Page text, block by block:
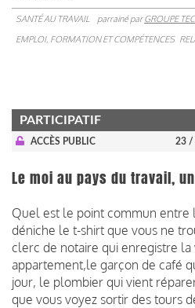
SANTÉ AU TRAVAIL parrainé parGROUPE
EMPLOI, FORMATION ET COMPÉTENCES
PARTICIPATIF
ACCÈS PUBLIC 23 /
Le moi au pays du travail,
Quel est le point commun entre
déniche le t-shirt que vous ne
clerc de notaire qui enregistre
appartement,le garçon de café
jour, le plombier qui vient
que vous voyez sortir des tours